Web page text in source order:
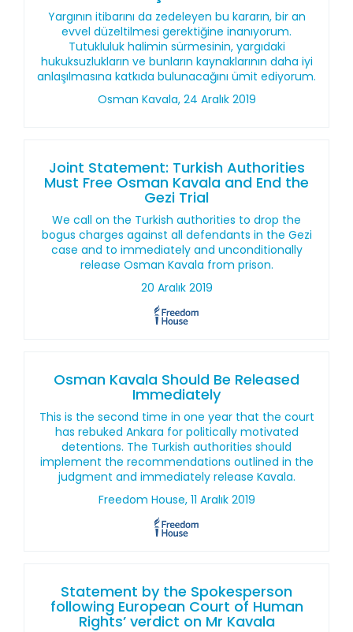
Yargının itibarını da zedeleyen bu kararın, bir an
evvel düzeltilmesi gerektiğine inanıyorum.
Tutukluluk halimin sürmesinin, yargıdaki
hukuksuzlukların ve bunların kaynaklarının daha iyi
anlaşılmasına katkıda bulunacağını ümit ediyorum.
Osman Kavala, 24 Aralık 2019
Joint Statement: Turkish Authorities
Must Free Osman Kavala and End the
Gezi Trial
We call on the Turkish authorities to drop the
bogus charges against all defendants in the Gezi
case and to immediately and unconditionally
release Osman Kavala from prison.
20 Aralık 2019
Osman Kavala Should Be Released
Immediately
This is the second time in one year that the court
has rebuked Ankara for politically motivated
detentions. The Turkish authorities should
implement the recommendations outlined in the
judgment and immediately release Kavala.
Freedom House, 11 Aralık 2019
Statement by the Spokesperson
following European Court of Human
Rights’ verdict on Mr Kavala